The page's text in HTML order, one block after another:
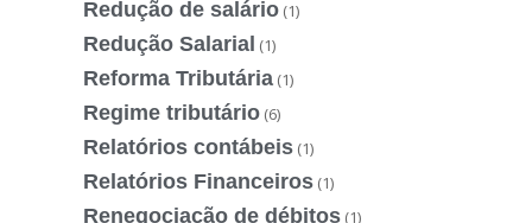
Redução de salário (1)
Redução Salarial (1)
Reforma Tributária (1)
Regime tributário (6)
Relatórios contábeis (1)
Relatórios Financeiros (1)
Renegociação de débitos (1)